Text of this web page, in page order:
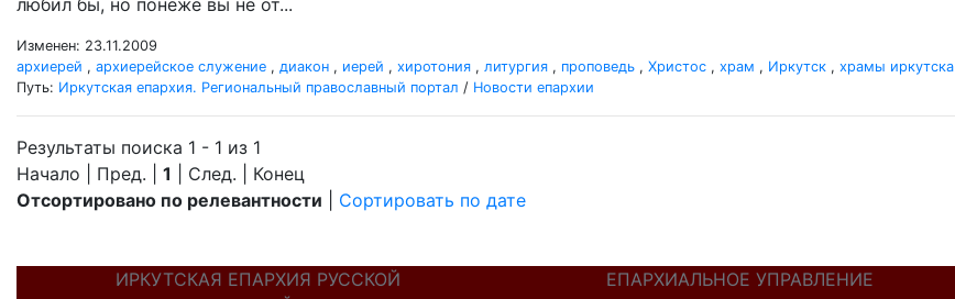
любил бы, но понеже вы не от...
Изменен: 23.11.2009
архиерей , архиерейское служение , диакон , иерей , хиротония , литургия , проповедь , Христос , храм , Иркутск , храмы иркутска
Путь: Иркутская епархия. Региональный православный портал / Новости епархии
Результаты поиска 1 - 1 из 1
Начало | Пред. | 1 | След. | Конец
Отсортировано по релевантности
Сортировать по дате
ИРКУТСКАЯ ЕПАРХИЯ РУССКОЙ
ЕПАРХИАЛЬНОЕ УПРАВЛЕНИЕ